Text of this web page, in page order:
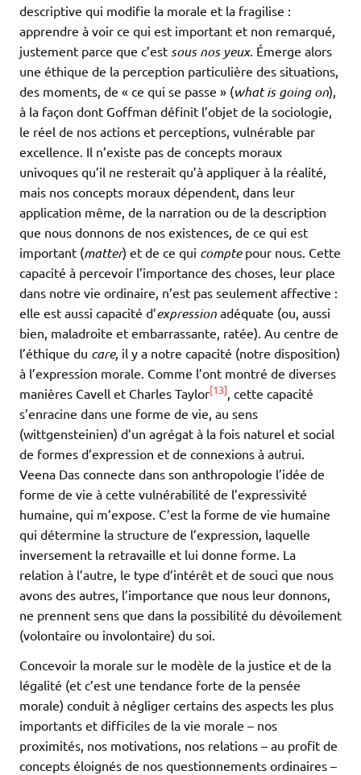
descriptive qui modifie la morale et la fragilise :
apprendre à voir ce qui est important et non remarqué,
justement parce que c’est sous nos yeux. Émerge alors
une éthique de la perception particulière des situations,
des moments, de « ce qui se passe » (what is going on),
à la façon dont Goffman définit l’objet de la sociologie,
le réel de nos actions et perceptions, vulnérable par
excellence. Il n’existe pas de concepts moraux
univoques qu’il ne resterait qu’à appliquer à la réalité,
mais nos concepts moraux dépendent, dans leur
application même, de la narration ou de la description
que nous donnons de nos existences, de ce qui est
important (matter) et de ce qui comptepour nous. Cette
capacité à percevoir l’importance des choses, leur place
dans notre vie ordinaire, n’est pas seulement affective :
elle est aussi capacité d’expression adéquate (ou, aussi
bien, maladroite et embarrassante, ratée). Au centre de
l’éthique du care, il y a notre capacité (notre disposition)
à l’expression morale. Comme l’ont montré de diverses
manières Cavell et Charles Taylor[13], cette capacité
s’enracine dans une forme de vie, au sens
(wittgensteinien) d’un agrégat à la fois naturel et social
de formes d’expression et de connexions à autrui.
Veena Das connecte dans son anthropologie l’idée de
forme de vie à cette vulnérabilité de l’expressivité
humaine, qui m’expose. C’est la forme de vie humaine
qui détermine la structure de l’expression, laquelle
inversement la retravaille et lui donne forme. La
relation à l’autre, le type d’intérêt et de souci que nous
avons des autres, l’importance que nous leur donnons,
ne prennent sens que dans la possibilité du dévoilement
(volontaire ou involontaire) du soi.
Concevoir la morale sur le modèle de la justice et de la
légalité (et c’est une tendance forte de la pensée
morale) conduit à négliger certains des aspects les plus
importants et difficiles de la vie morale – nos
proximités, nos motivations, nos relations – au profit de
concepts éloignés de nos questionnements ordinaires –